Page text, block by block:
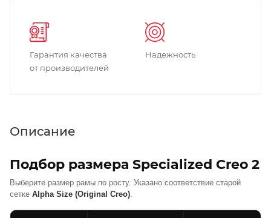
Гарантия качества
от производителей
Надежность
Описание
Подбор размера Specialized Creo 2
Выберите размер рамы по росту. Указано соответствие старой
сетке Alpha Size (Original Creo)